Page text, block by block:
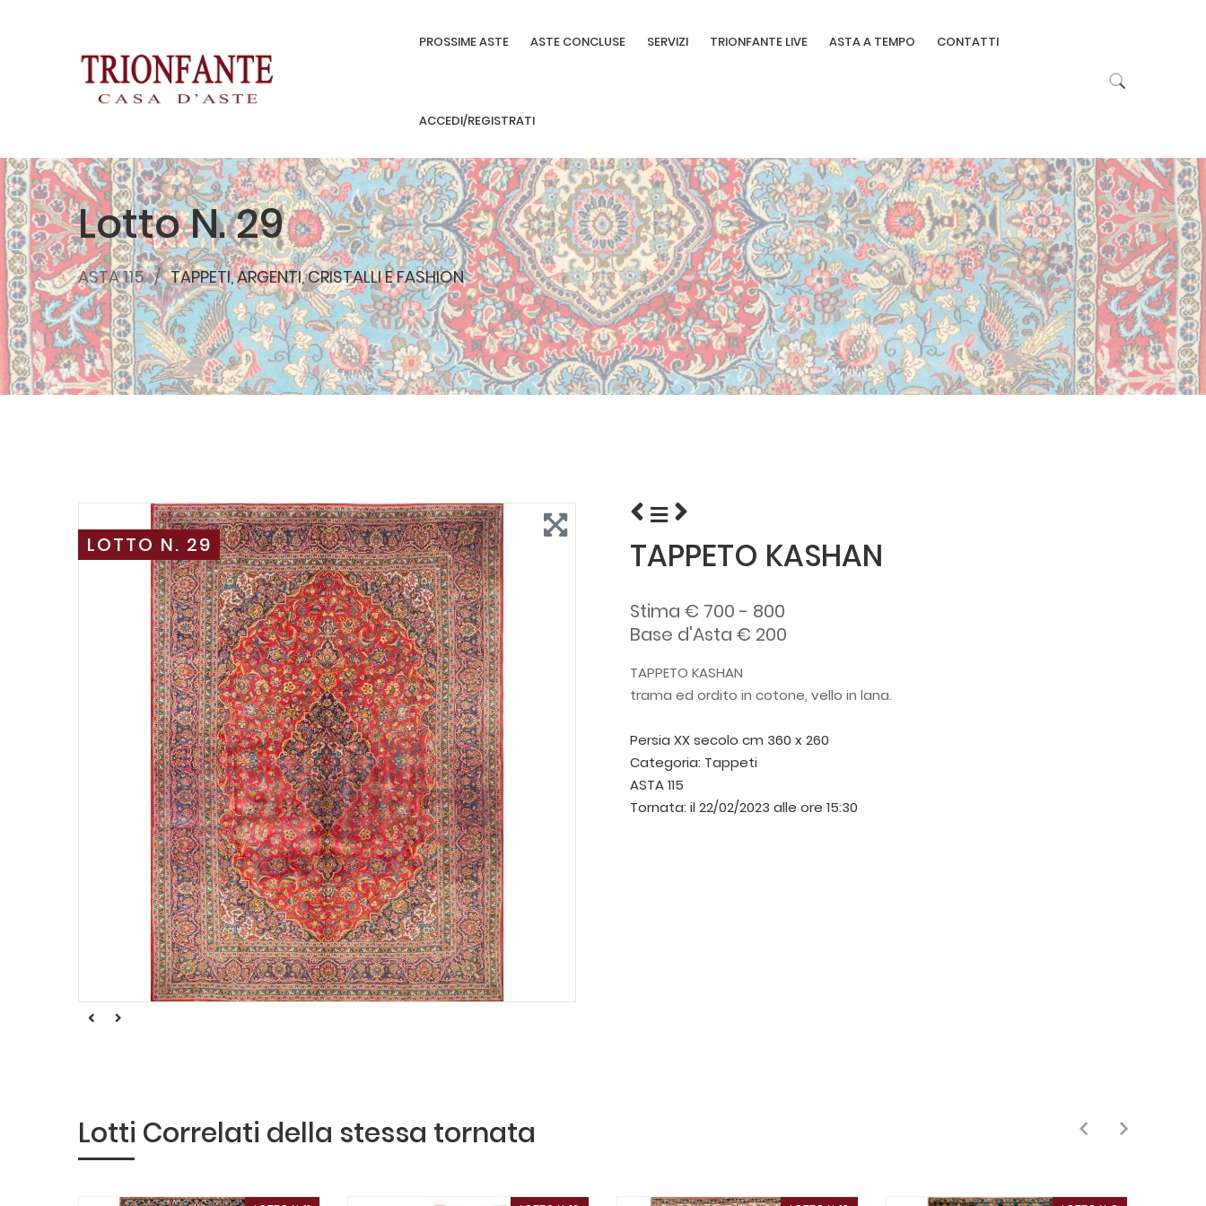
PROSSIME ASTE ASTE CONCLUSE SERVIZI TRIONFANTE LIVE ASTA A TEMPO CONTATTI
ACCEDI/REGISTRATI
Lotto N. 29
ASTA 115 TAPPETI, ARGENTI, CRISTALLI E FASHION
LOTTO N. 29 TAPPETO KASHAN
Stima € 700 - 800
Base d'Asta € 200
TAPPETO KASHAN
trama ed ordito in cotone, vello in lana.
Persia XX secolo cm 360 x 260
Categoria: Tappeti
ASTA 115
Tornata: il 22/02/2023 alle ore 15:30
Lotti Correlati della stessa tornata